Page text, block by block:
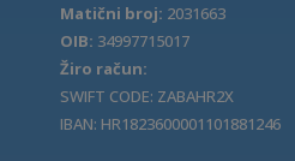
Matični broj: 2031663
OIB: 34997715017
Žiro račun:
SWIFT CODE: ZABAHR2X
IBAN: HR1823600001101881246